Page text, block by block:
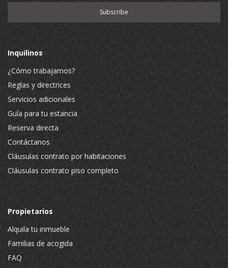
Inquilinos
¿Cómo trabajamos?
Reglas y directrices
Servicios adicionales
Guía para tu estancia
Reserva directa
Contáctanos
Cláusulas contrato por habitaciones
Cláusulas contrato piso completo
Propietarios
Alquila tu inmueble
Familias de acogida
FAQ